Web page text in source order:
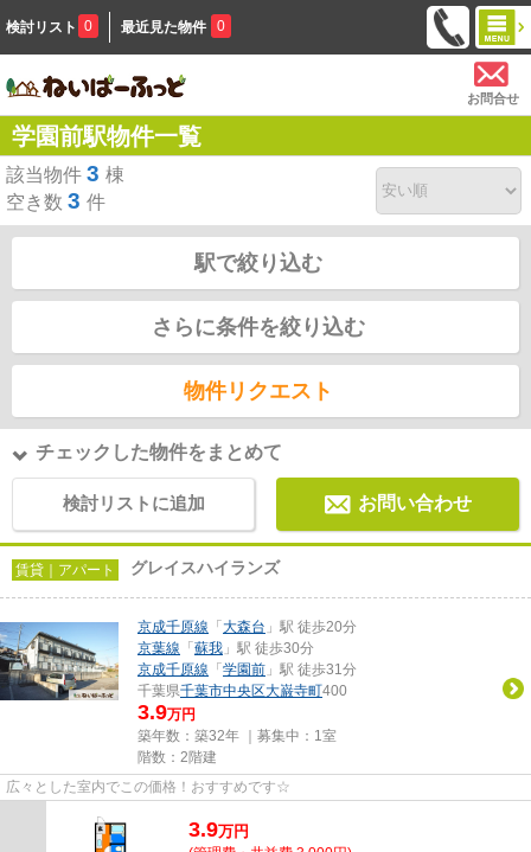
検討リスト 0 最近見た物件 0
お問合せ
学園前駅物件一覧
該当物件 3 棟
空き数 3 件
駅で絞り込む
さらに条件を絞り込む
物件リクエスト
チェックした物件をまとめて
検討リストに追加 お問い合わせ
賃貸｜アパート グレイスハイランズ
京成千原線 「 大森台 」駅 徒歩20分
京葉線 「 蘇我 」駅 徒歩30分
京成千原線 「 学園前 」駅 徒歩31分
千葉県千葉市中央区大巌寺町400
3.9万円
築年数：築32年 ｜募集中： 1室
階数：2階建
広々とした室内でこの価格！おすすめです☆
3.9万円